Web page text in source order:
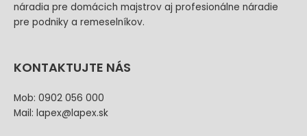
náradia pre domácich majstrov aj profesionálne náradie
pre podniky a remeselníkov.
KONTAKTUJTE NÁS
Mob: 0902 056 000
Mail: lapex@lapex.sk